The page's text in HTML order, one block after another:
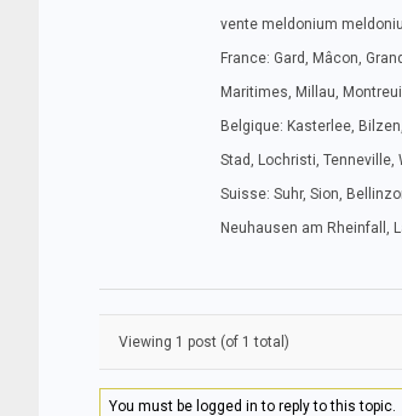
vente meldonium
France: Gard, Mâcon,
Maritimes, Millau,
Belgique: Kasterlee,
Stad, Lochristi, Tenneville,
Suisse: Suhr, Sion,
Neuhausen am Rheinfall,
Viewing 1 post (of 1 total)
You must be logged in to reply to this topic.